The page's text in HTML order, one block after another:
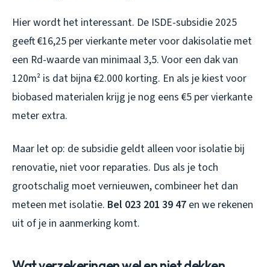
Hier wordt het interessant. De ISDE-subsidie 2025
geeft €16,25 per vierkante meter voor dakisolatie met
een Rd-waarde van minimaal 3,5. Voor een dak van
120m² is dat bijna €2.000 korting. En als je kiest voor
biobased materialen krijg je nog eens €5 per vierkante
meter extra.
Maar let op: de subsidie geldt alleen voor isolatie bij
renovatie, niet voor reparaties. Dus als je toch
grootschalig moet vernieuwen, combineer het dan
meteen met isolatie. Bel 023 201 39 47 en we rekenen
uit of je in aanmerking komt.